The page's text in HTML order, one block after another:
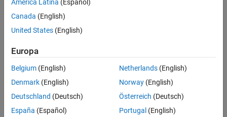
Full Transcript
Related Resources
Feedback
UP NEXT
RELATED VIDEOS
América Latina (Español)
Canada (English)
United States (English)
Europa
Belgium (English)
Denmark (English)
Deutschland (Deutsch)
España (Español)
Netherlands(English)
Norway(English)
Österreich (Deutsch)
Portugal (English)